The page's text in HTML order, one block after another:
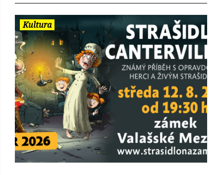
Kultura